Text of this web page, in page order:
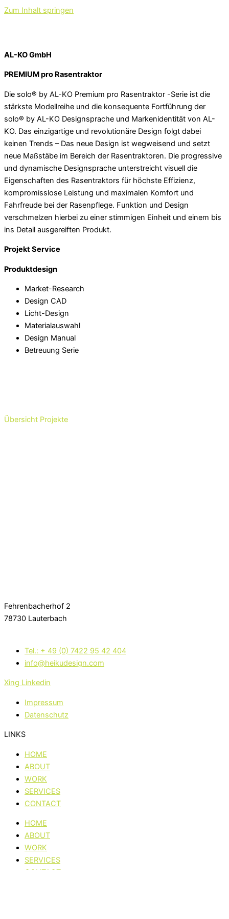
Zum Inhalt springen
AL-KO GmbH
PREMIUM pro Rasentraktor
Die solo® by AL-KO Premium pro Rasentraktor -Serie ist die
stärkste Modellreihe und die konsequente Fortführung der
solo® by AL-KO Designsprache und Markenidentität von AL-
KO. Das einzigartige und revolutionäre Design folgt dabei
keinen Trends – Das neue Design ist wegweisend und setzt
neue Maßstäbe im Bereich der Rasentraktoren. Die progressive
und dynamische Designsprache unterstreicht visuell die
Eigenschaften des Rasentraktors für höchste Effizienz,
kompromisslose Leistung und maximalen Komfort und
Fahrfreude bei der Rasenpflege. Funktion und Design
verschmelzen hierbei zu einer stimmigen Einheit und einem bis
ins Detail ausgereiften Produkt.
Projekt Service
Produktdesign
Market-Research
Design CAD
Licht-Design
Materialauswahl
Design Manual
Betreuung Serie
Übersicht Projekte
Fehrenbacherhof 2
78730 Lauterbach
Tel.: + 49 (0) 7422 95 42 404
info@heikudesign.com
Xing Linkedin
Impressum
Datenschutz
LINKS
HOME
ABOUT
WORK
SERVICES
CONTACT
HOME
ABOUT
WORK
SERVICES
CONTACT